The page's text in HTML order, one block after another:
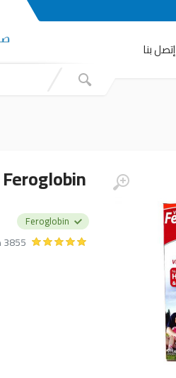
إتصل بنا
Feroglobin
3855 صوت
Feroglobin